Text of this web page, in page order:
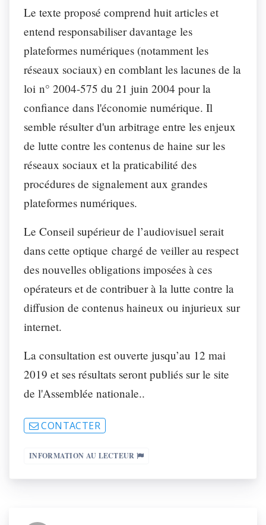
Le texte proposé comprend huit articles et
entend responsabiliser davantage les
plateformes numériques (notamment les
réseaux sociaux) en comblant les lacunes de la
loi n° 2004-575 du 21 juin 2004 pour la
confiance dans l'économie numérique. Il
semble résulter d'un arbitrage entre les enjeux
de lutte contre les contenus de haine sur les
réseaux sociaux et la praticabilité des
procédures de signalement aux grandes
plateformes numériques.
Le Conseil supérieur de l’audiovisuel serait
dans cette optique chargé de veiller au respect
des nouvelles obligations imposées à ces
opérateurs et de contribuer à la lutte contre la
diffusion de contenus haineux ou injurieux sur
internet.
La consultation est ouverte jusqu’au 12 mai
2019 et ses résultats seront publiés sur le site
de l'Assemblée nationale..
CONTACTER
INFORMATION AU LECTEUR